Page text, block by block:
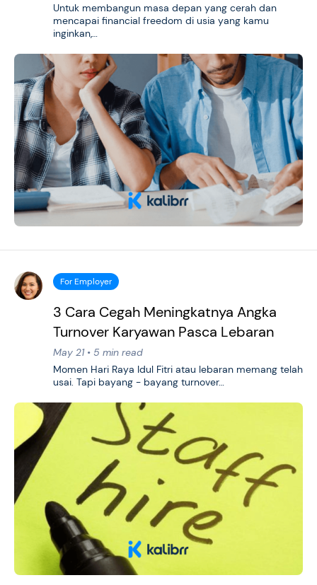
Untuk membangun masa depan yang cerah dan
mencapai financial freedom di usia yang kamu
inginkan,…
For Employer
3 Cara Cegah Meningkatnya Angka
Turnover Karyawan Pasca Lebaran
May 21 • 5 min read
Momen Hari Raya Idul Fitri atau lebaran memang telah
usai. Tapi bayang - bayang turnover…